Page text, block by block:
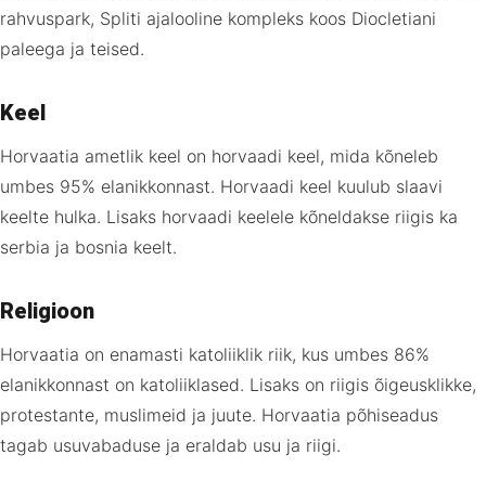
rahvuspark, Spliti ajalooline kompleks koos Diocletiani
paleega ja teised.
Keel
Horvaatia ametlik keel on horvaadi keel, mida kõneleb
umbes 95% elanikkonnast. Horvaadi keel kuulub slaavi
keelte hulka. Lisaks horvaadi keelele kõneldakse riigis ka
serbia ja bosnia keelt.
Religioon
Horvaatia on enamasti katoliiklik riik, kus umbes 86%
elanikkonnast on katoliiklased. Lisaks on riigis õigeusklikke,
protestante, muslimeid ja juute. Horvaatia põhiseadus
tagab usuvabaduse ja eraldab usu ja riigi.